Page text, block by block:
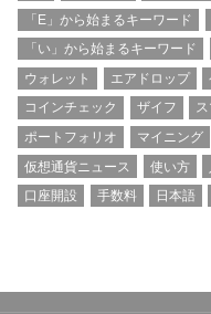
「E」から始まるキーワード
「い」から始まるキーワード
ウォレット
エアドロップ
コインチェック
ザイフ
ポートフォリオ
マイニング
仮想通貨ニュース
使い方
口座開設
手数料 日本語